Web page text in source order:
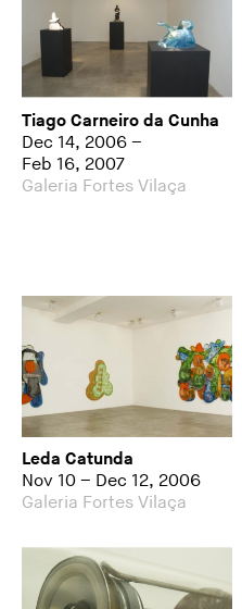
Tiago Carneiro da Cunha
Dec 14, 2006 –
Feb 16, 2007
Galeria Fortes Vilaça
Leda Catunda
Nov 10 – Dec 12, 2006
Galeria Fortes Vilaça